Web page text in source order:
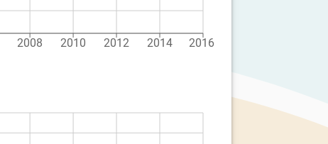
2008 2010 2012 2014 2016